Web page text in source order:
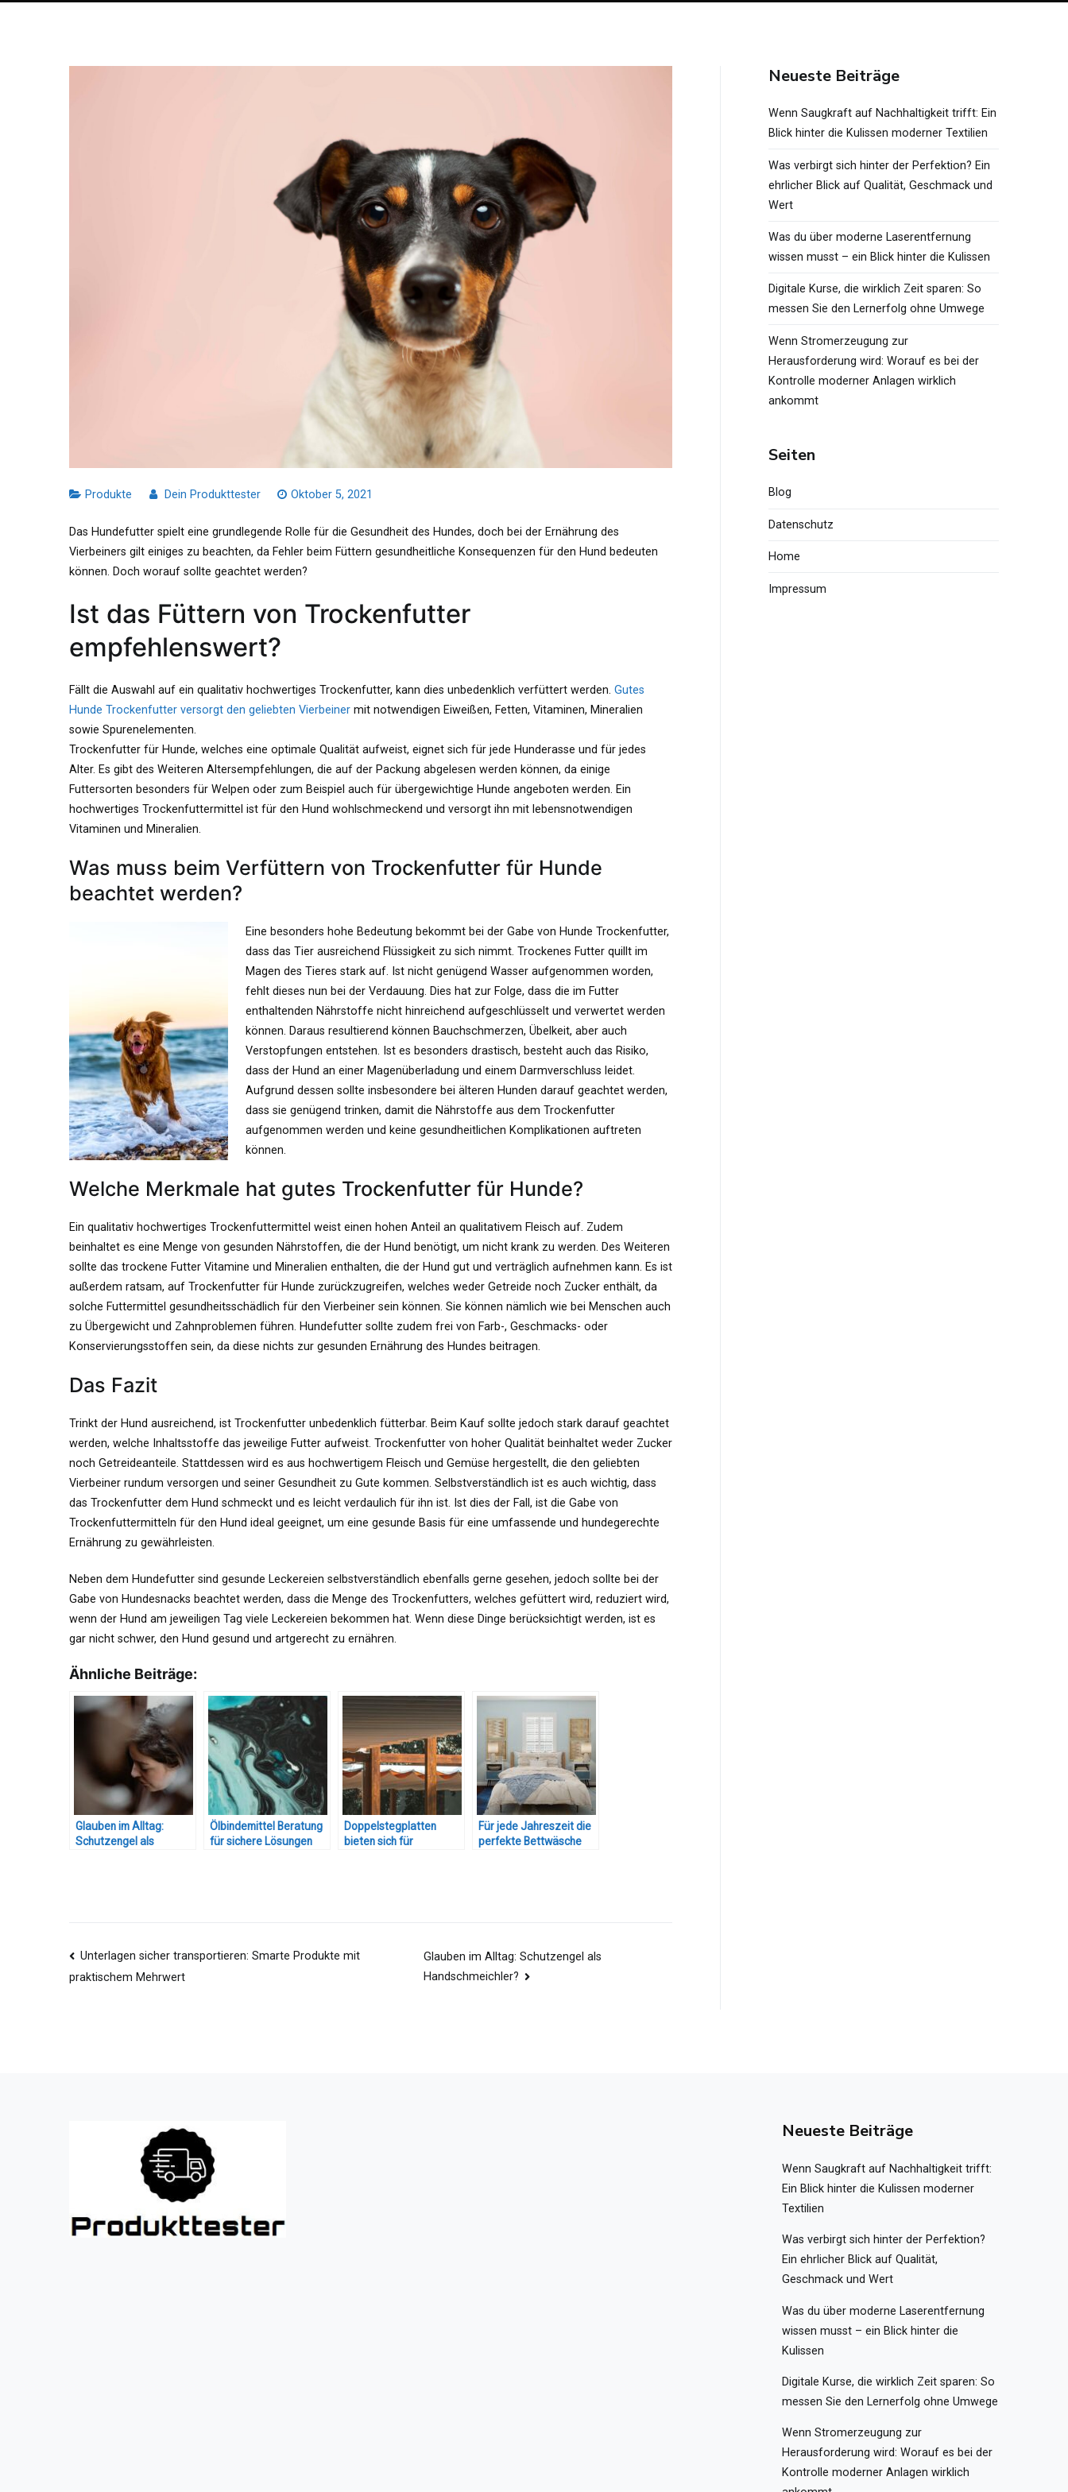
Produkte Dein Produkttester Oktober 5, 2021
Das Hundefutter spielt eine grundlegende Rolle für die Gesundheit des Hundes, doch bei der Ernährung des
Vierbeiners gilt einiges zu beachten, da Fehler beim Füttern gesundheitliche Konsequenzen für den Hund bedeuten
können. Doch worauf sollte geachtet werden?
Ist das Füttern von Trockenfutter
empfehlenswert?
Fällt die Auswahl auf ein qualitativ hochwertiges Trockenfutter, kann dies unbedenklich verfüttert werden. Gutes
Hunde Trockenfutter versorgt den geliebten Vierbeiner mit notwendigen Eiweißen, Fetten, Vitaminen, Mineralien
sowie Spurenelementen.
Trockenfutter für Hunde, welches eine optimale Qualität aufweist, eignet sich für jede Hunderasse und für jedes
Alter. Es gibt des Weiteren Altersempfehlungen, die auf der Packung abgelesen werden können, da einige
Futtersorten besonders für Welpen oder zum Beispiel auch für übergewichtige Hunde angeboten werden. Ein
hochwertiges Trockenfuttermittel ist für den Hund wohlschmeckend und versorgt ihn mit lebensnotwendigen
Vitaminen und Mineralien.
Was muss beim Verfüttern von Trockenfutter für Hunde
beachtet werden?
Eine besonders hohe Bedeutung bekommt bei der Gabe von Hunde Trockenfutter,
dass das Tier ausreichend Flüssigkeit zu sich nimmt. Trockenes Futter quillt im
Magen des Tieres stark auf. Ist nicht genügend Wasser aufgenommen worden,
fehlt dieses nun bei der Verdauung. Dies hat zur Folge, dass die im Futter
enthaltenden Nährstoffe nicht hinreichend aufgeschlüsselt und verwertet werden
können. Daraus resultierend können Bauchschmerzen, Übelkeit, aber auch
Verstopfungen entstehen. Ist es besonders drastisch, besteht auch das Risiko,
dass der Hund an einer Magenüberladung und einem Darmverschluss leidet.
Aufgrund dessen sollte insbesondere bei älteren Hunden darauf geachtet werden,
dass sie genügend trinken, damit die Nährstoffe aus dem Trockenfutter
aufgenommen werden und keine gesundheitlichen Komplikationen auftreten
können.
Welche Merkmale hat gutes Trockenfutter für Hunde?
Ein qualitativ hochwertiges Trockenfuttermittel weist einen hohen Anteil an qualitativem Fleisch auf. Zudem
beinhaltet es eine Menge von gesunden Nährstoffen, die der Hund benötigt, um nicht krank zu werden. Des Weiteren
sollte das trockene Futter Vitamine und Mineralien enthalten, die der Hund gut und verträglich aufnehmen kann. Es ist
außerdem ratsam, auf Trockenfutter für Hunde zurückzugreifen, welches weder Getreide noch Zucker enthält, da
solche Futtermittel gesundheitsschädlich für den Vierbeiner sein können. Sie können nämlich wie bei Menschen auch
zu Übergewicht und Zahnproblemen führen. Hundefutter sollte zudem frei von Farb-, Geschmacks- oder
Konservierungsstoffen sein, da diese nichts zur gesunden Ernährung des Hundes beitragen.
Das Fazit
Trinkt der Hund ausreichend, ist Trockenfutter unbedenklich fütterbar. Beim Kauf sollte jedoch stark darauf geachtet
werden, welche Inhaltsstoffe das jeweilige Futter aufweist. Trockenfutter von hoher Qualität beinhaltet weder Zucker
noch Getreideanteile. Stattdessen wird es aus hochwertigem Fleisch und Gemüse hergestellt, die den geliebten
Vierbeiner rundum versorgen und seiner Gesundheit zu Gute kommen. Selbstverständlich ist es auch wichtig, dass
das Trockenfutter dem Hund schmeckt und es leicht verdaulich für ihn ist. Ist dies der Fall, ist die Gabe von
Trockenfuttermitteln für den Hund ideal geeignet, um eine gesunde Basis für eine umfassende und hundegerechte
Ernährung zu gewährleisten.
Neben dem Hundefutter sind gesunde Leckereien selbstverständlich ebenfalls gerne gesehen, jedoch sollte bei der
Gabe von Hundesnacks beachtet werden, dass die Menge des Trockenfutters, welches gefüttert wird, reduziert wird,
wenn der Hund am jeweiligen Tag viele Leckereien bekommen hat. Wenn diese Dinge berücksichtigt werden, ist es
gar nicht schwer, den Hund gesund und artgerecht zu ernähren.
Ähnliche Beiträge:
Glauben im Alltag:
Schutzengel als
Ölbindemittel Beratung
für sichere Lösungen
Doppelstegplatten
bieten sich für
Für jede Jahreszeit die
perfekte Bettwäsche
Beitragsnavigation
Unterlagen sicher transportieren: Smarte Produkte mit
praktischem Mehrwert
Glauben im Alltag: Schutzengel als
Handschmeichler?
Neueste Beiträge
Wenn Saugkraft auf Nachhaltigkeit trifft: Ein
Blick hinter die Kulissen moderner Textilien
Was verbirgt sich hinter der Perfektion? Ein
ehrlicher Blick auf Qualität, Geschmack und
Wert
Was du über moderne Laserentfernung
wissen musst – ein Blick hinter die Kulissen
Digitale Kurse, die wirklich Zeit sparen: So
messen Sie den Lernerfolg ohne Umwege
Wenn Stromerzeugung zur
Herausforderung wird: Worauf es bei der
Kontrolle moderner Anlagen wirklich
ankommt
Seiten
Blog
Datenschutz
Home
Impressum
Neueste Beiträge
Wenn Saugkraft auf Nachhaltigkeit trifft:
Ein Blick hinter die Kulissen moderner
Textilien
Was verbirgt sich hinter der Perfektion?
Ein ehrlicher Blick auf Qualität,
Geschmack und Wert
Was du über moderne Laserentfernung
wissen musst – ein Blick hinter die
Kulissen
Digitale Kurse, die wirklich Zeit sparen: So
messen Sie den Lernerfolg ohne Umwege
Wenn Stromerzeugung zur
Herausforderung wird: Worauf es bei der
Kontrolle moderner Anlagen wirklich